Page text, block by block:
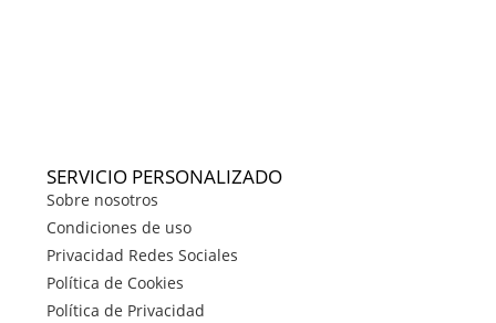
SERVICIO PERSONALIZADO
Sobre nosotros
Condiciones de uso
Privacidad Redes Sociales
Política de Cookies
Política de Privacidad